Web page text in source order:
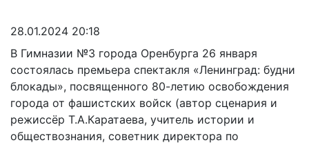
28.01.2024 20:18
В Гимназии №3 города Оренбурга 26 января
состоялась премьера спектакля «Ленинград: будни
блокады», посвященного 80-летию освобождения
города от фашистских войск (автор сценария и
режиссёр Т.А.Каратаева, учитель истории и
обществознания, советник директора по